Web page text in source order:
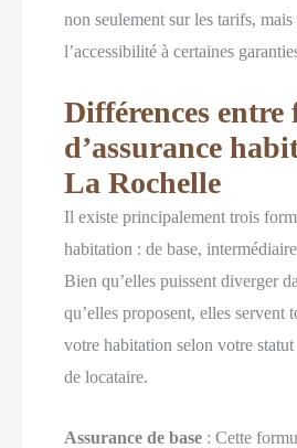
non seulement sur les tarifs, mais
l’accessibilité à certaines
Différences entre
d’assurance
La Rochelle
Il existe principalement trois
habitation : de base,
Bien qu’elles puissent diverger
qu’elles proposent, elles servent
votre habitation selon votre
de locataire.
Assurance de base : Cette